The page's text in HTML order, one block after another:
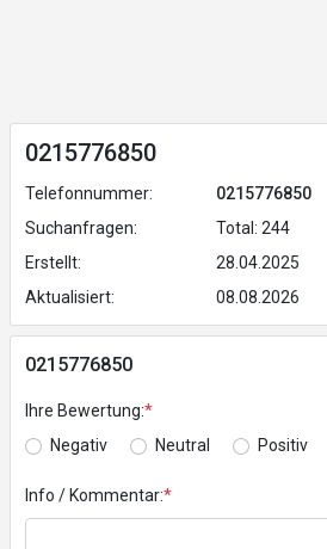
0215776850
Telefonnummer:
0215776850
Suchanfragen:
Total: 244
Erstellt:
28.04.2025
Aktualisiert:
08.08.2026
0215776850
Ihre Bewertung:*
Negativ
Neutral Positiv
Info / Kommentar:*